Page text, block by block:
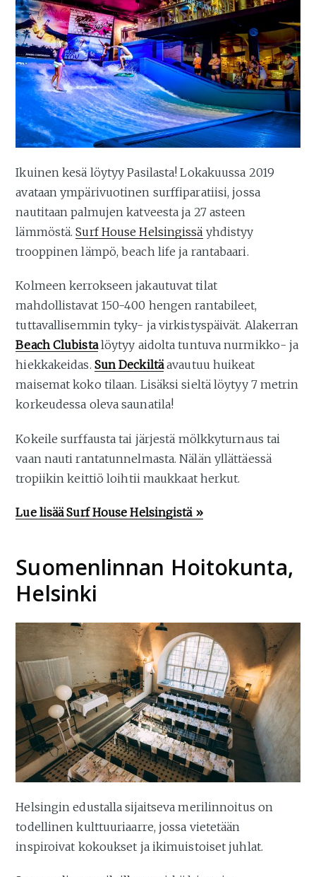
Ikuinen kesä löytyy Pasilasta! Lokakuussa 2019
avataan ympärivuotinen surffiparatiisi, jossa
nautitaan palmujen katveesta ja 27 asteen
lämmöstä.Surf House Helsingissä yhdistyy
trooppinen lämpö, beach life ja rantabaari.
Kolmeen kerrokseen jakautuvat tilat
mahdollistavat 150-400 hengen rantabileet,
tuttavallisemmin tyky- ja virkistyspäivät. Alakerran
Beach Clubistalöytyy aidolta tuntuva nurmikko- ja
hiekkakeidas. Sun Deckiltäavautuu huikeat
maisemat koko tilaan. Lisäksi sieltä löytyy 7 metrin
korkeudessa oleva saunatila!
Kokeile surffausta tai järjestä mölkkyturnaus tai
vaan nauti rantatunnelmasta. Nälän yllättäessä
tropiikin keittiö loihtii maukkaat herkut.
Lue lisää Surf House Helsingistä »
Suomenlinnan Hoitokunta,
Helsinki
Helsingin edustalla sijaitseva merilinnoitus on
todellinen kulttuuriaarre, jossa vietetään
inspiroivat kokoukset ja ikimuistoiset juhlat.